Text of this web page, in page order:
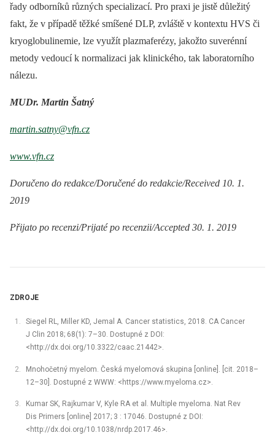
řady odborníků různých specializací. Pro praxi je jistě důležitý
fakt, že v případě těžké smíšené DLP, zvláště v kontextu HVS či
kryoglobulinemie, lze využít plazmaferézy, jakožto suverénní
metody vedoucí k normalizaci jak klinického, tak laboratorního
nálezu.
MUDr. Martin Šatný
martin.satny@vfn.cz
www.vfn.cz
Doručeno do redakce/Doručené do redakcie/Received 10. 1.
2019
Přijato po recenzi/Prijaté po recenzii/Accepted 30. 1. 2019
ZDROJE
Siegel RL, Miller KD, Jemal A. Cancer statistics, 2018. CA Cancer
J Clin 2018; 68(1): 7–30. Dostupné z DOI:
<http://dx.doi.org/10.3322/caac.21442>.
Mnohočetný myelom. Česká myelomová skupina [online]. [cit. 2018–
12–30]. Dostupné z WWW: <https://www.myeloma.cz>.
Kumar SK, Rajkumar V, Kyle RA et al. Multiple myeloma. Nat Rev
Dis Primers [online] 2017; 3 : 17046. Dostupné z DOI:
<http://dx.doi.org/10.1038/nrdp.2017.46>.